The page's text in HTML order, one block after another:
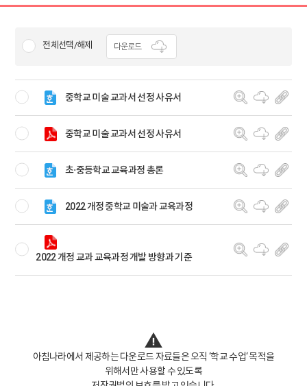
전체선택/해제 다운로드
중학교 미술 교과서 선정 사유서
중학교 미술 교과서 선정 사유서
초⋅중등학교 교육과정 총론
2022 개정 중학교 미술과 교육과정
2022 개정 교과 교육과정 개발 방향과 기준
아침나라에서 제공하는 다운로드 자료들은 오직 ‘학교 수업‘ 목적을
위해서만 사용할 수 있도록